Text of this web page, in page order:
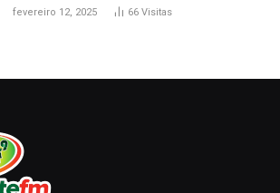
fevereiro 12, 2025 66 Visitas